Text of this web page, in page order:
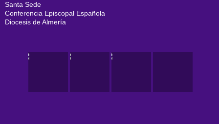
Santa Sede
Conferencia Episcopal Española
Diocesis de Almería